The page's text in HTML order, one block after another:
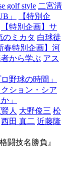
golf style 二宮清
」
【特別企
【特別企画】サ
のミカタ 白球徒
春特別企画】河
から学ぶ アス
野球の時間」
ション・シア
」
人 大野俊三 松
西田 真二 近藤隆
闘技名勝負』